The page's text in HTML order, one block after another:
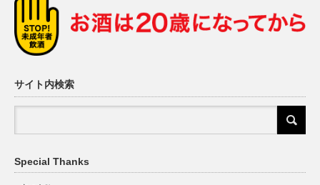
サイト内検索
Special Thanks